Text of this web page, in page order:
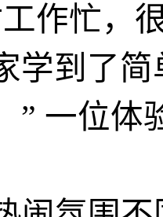
作忙，
学到了
” 一位体